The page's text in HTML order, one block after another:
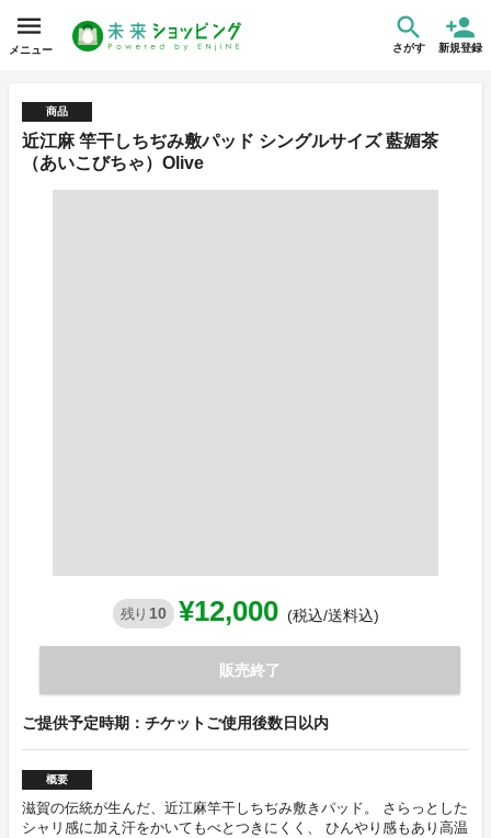
メニュー さがす 新規登録
商品
近江麻 竿干しちぢみ敷パッド シングルサイズ 藍媚茶
（あいこびちゃ）Olive
残り 10 ¥12,000 (税込/送料込)
販売終了
ご提供予定時期：チケットご使用後数日以内
概要
滋賀の伝統が生んだ、近江麻竿干しちぢみ敷きパッド。 さらっとした
シャリ感に加え汗をかいてもべとつきにくく、 ひんやり感もあり高温